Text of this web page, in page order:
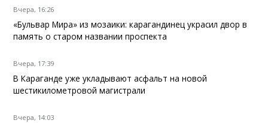
Вчера, 16:26
«Бульвар Мира» из мозаики: карагандинец украсил двор в
память о старом названии проспекта
Вчера, 17:39
В Караганде уже укладывают асфальт на новой
шестикилометровой магистрали
Вчера, 14:03